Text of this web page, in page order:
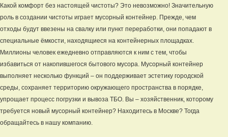
Какой комфорт без настоящей чистоты? Это невозможно! Значительную
роль в создании чистоты играет мусорный контейнер. Прежде, чем
отходы будут ввезены на свалку или пункт переработки, они попадают в
специальные ёмкости, находящиеся на контейнерных площадках.
Миллионы человек ежедневно отправляются к ним с тем, чтобы
избавиться от накопившегося бытового мусора. Мусорный контейнер
выполняет несколько функций – он поддерживает эстетику городской
среды, сохраняет территорию окружающего пространства в порядке,
упрощает процесс погрузки и вывоза ТБО. Вы – хозяйственник, которому
требуется новый мусорный контейнер? Находитесь в Москве? Тогда
обращайтесь в нашу компанию.